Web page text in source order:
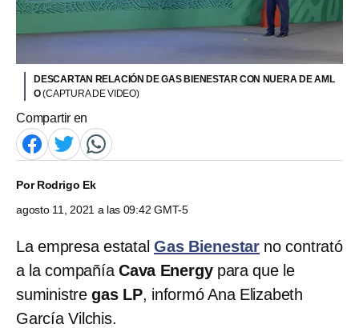
DESCARTAN RELACIÓN DE GAS BIENESTAR CON NUERA DE AML
O(CAPTURA DE VIDEO)
Compartir en
PorRodrigo Ek
agosto 11, 2021 a las 09:42 GMT-5
La empresa estatal Gas Bienestar no contrató
a la compañíaCava Energy para que le
suministregas LP, informó Ana Elizabeth
García Vilchis.